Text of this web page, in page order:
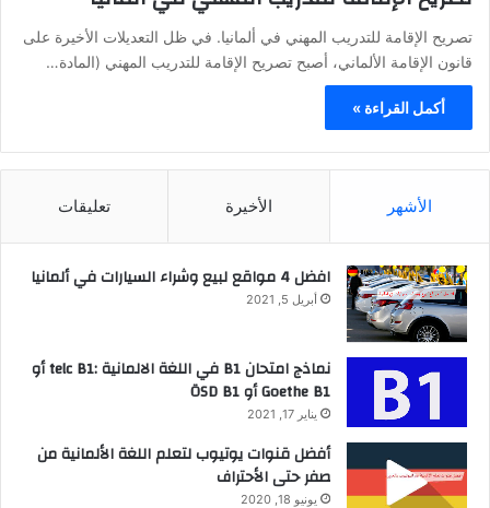
تصريح الإقامة للتدريب المهني في ألمانيا. في ظل التعديلات الأخيرة على
قانون الإقامة الألماني، أصبح تصريح الإقامة للتدريب المهني (المادة…
أكمل القراءة »
الأشهر الأخيرة تعليقات
افضل 4 مواقع لبيع وشراء السيارات في ألمانيا
أبريل 5, 2021
نماذج امتحان B1 في اللغة الالمانية :telc B1 أو
Goethe B1 أو ÖSD B1
يناير 17, 2021
أفضل قنوات يوتيوب لتعلم اللغة الألمانية من
صفر حتى الأحتراف
يونيو 18, 2020